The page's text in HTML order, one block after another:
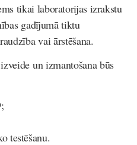
tikai laboratorijas izrakstu
gadījumā tiktu
vai ārstēšana.
un izmantošana būs
testēšanu.